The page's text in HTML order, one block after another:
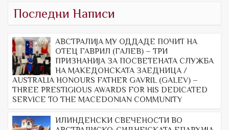
Последни Написи
АВСТРАЛИЈА МУ ОДДАДЕ ПОЧИТ НА
ОТЕЦ ГАВРИЛ (ГАЛЕВ) – ТРИ
ПРИЗНАНИЈА ЗА ПОСВЕТЕНАТА СЛУЖБА
НА МАКЕДОНСКАТА ЗАЕДНИЦА /
AUSTRALIA HONOURS FATHER GAVRIL (GALEV) –
THREE PRESTIGIOUS AWARDS FOR HIS DEDICATED
SERVICE TO THE MACEDONIAN COMMUNITY
ИЛИНДЕНСКИ СВЕЧЕНОСТИ ВО